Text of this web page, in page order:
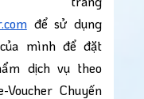
để sử dụng
mình để đặt
dịch vụ theo
Chuyến